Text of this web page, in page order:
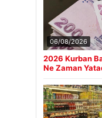
06/08/2026
2026 Kurban
Ne Zaman